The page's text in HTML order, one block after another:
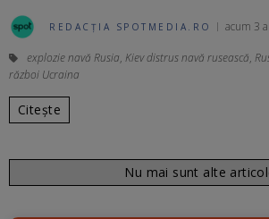
REDACȚIA SPOTMEDIA.RO acum 3
explozie navă Rusia, Kiev distrus navă rusească,
război Ucraina
Citește
Nu mai sunt alte